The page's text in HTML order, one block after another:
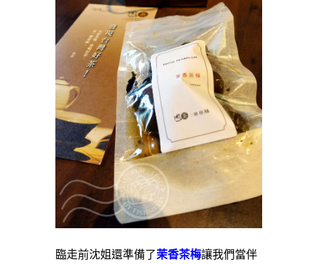
臨走前沈姐還準備了茉香茶梅讓我們當伴